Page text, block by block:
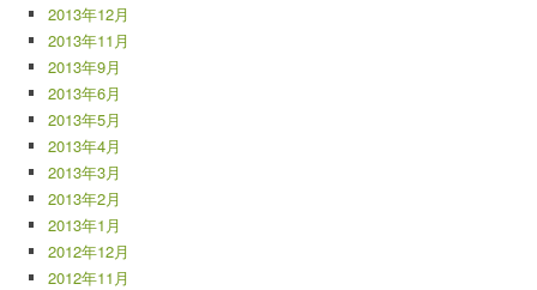
2013年12月
2013年11月
2013年9月
2013年6月
2013年5月
2013年4月
2013年3月
2013年2月
2013年1月
2012年12月
2012年11月